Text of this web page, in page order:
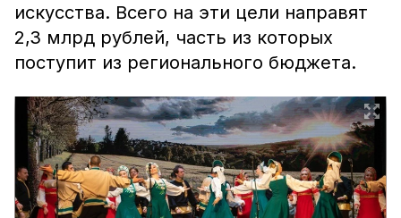
искусства. Всего на эти цели направят
2,3 млрд рублей, часть из которых
поступит из регионального бюджета.